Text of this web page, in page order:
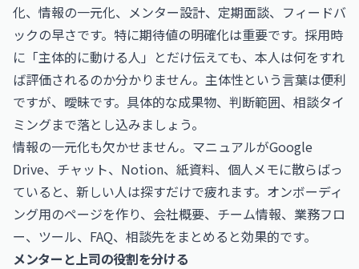
化、情報の一元化、メンター設計、定期面談、フィードバ
ックの早さです。特に期待値の明確化は重要です。採用時
に「主体的に動ける人」とだけ伝えても、本人は何をすれ
ば評価されるのか分かりません。主体性という言葉は便利
ですが、曖昧です。具体的な成果物、判断範囲、相談タイ
ミングまで落とし込みましょう。
情報の一元化も欠かせません。マニュアルがGoogle
Drive、チャット、Notion、紙資料、個人メモに散らばっ
ていると、新しい人は探すだけで疲れます。オンボーディ
ング用のページを作り、会社概要、チーム情報、業務フロ
ー、ツール、FAQ、相談先をまとめると効果的です。
メンターと上司の役割を分ける